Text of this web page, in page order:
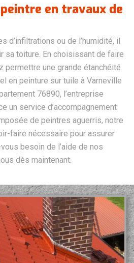
en travaux de
d’infiltrations ou de l’humidité, il
sa toiture. En choisissant de faire
permettre une grande étanchéité
en peinture sur tuile à Varneville
76890, l’entreprise
un service d’accompagnement
de peintres aguerris, notre
faire nécessaire pour assurer
besoin de l’aide de nos
dès maintenant.